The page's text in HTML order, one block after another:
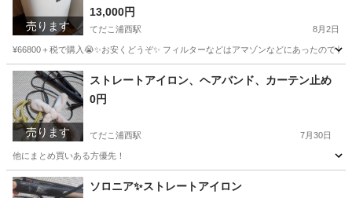
売ります
13,000円
てだこ浦西駅 8月2日
¥66800＋税で購入😭✨お安くどうぞ✨️ フィルターなどはアマゾンなどにあったので 購
沖縄 沖縄市 てだこ浦西駅
売ります
ストレートアイロン、ヘアバンド、カーテン止め
0円
てだこ浦西駅 7月30日
他にまとめ買いある方優先！
沖縄 沖縄市 てだこ浦西駅 美容家電
ソロニア✨️ストレートアイロン